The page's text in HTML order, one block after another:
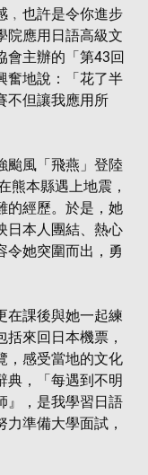
﹐也許是令你進步
院應用日語高級文
會主辦的「第43回
奮地說：「花了半
不但讓我應用所
颱風「飛燕」登陸
熊本縣遇上地震，
的經歷。於是，她
日本人團結、熱心
令她突圍而出，勇
在課後與她一起練
來回日本機票，
，感受當地的文化
典，「每遇到不明
』，是我學習日語
準備大學面試，